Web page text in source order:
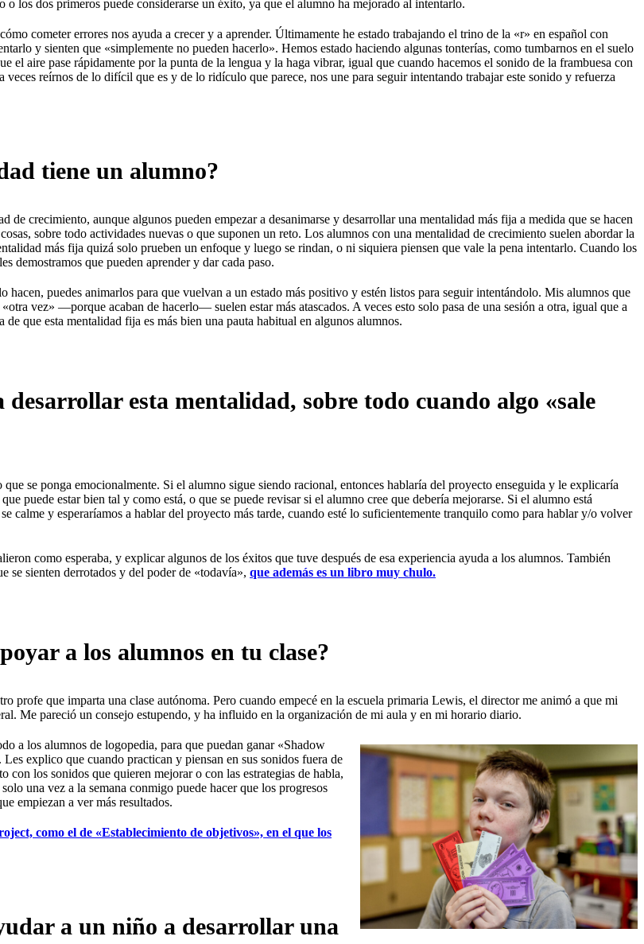
los dos primeros puede considerarse un éxito, ya que el alumno ha mejorado al intentarlo.
cometer errores nos ayuda a crecer y a aprender. Últimamente he estado trabajando el trino de la «r» en español con
y sienten que «simplemente no pueden hacerlo». Hemos estado haciendo algunas tonterías, como tumbarnos en el suelo
el aire pase rápidamente por la punta de la lengua y la haga vibrar, igual que cuando hacemos el sonido de la frambuesa con
reírnos de lo difícil que es y de lo ridículo que parece, nos une para seguir intentando trabajar este sonido y refuerza
tiene un alumno?
crecimiento, aunque algunos pueden empezar a desanimarse y desarrollar una mentalidad más fija a medida que se hacen
sobre todo actividades nuevas o que suponen un reto. Los alumnos con una mentalidad de crecimiento suelen abordar la
más fija quizá solo prueben un enfoque y luego se rindan, o ni siquiera piensen que vale la pena intentarlo. Cuando los
demostramos que pueden aprender y dar cada paso.
puedes animarlos para que vuelvan a un estado más positivo y estén listos para seguir intentándolo. Mis alumnos que
vez» —porque acaban de hacerlo— suelen estar más atascados. A veces esto solo pasa de una sesión a otra, igual que a
que esta mentalidad fija es más bien una pauta habitual en algunos alumnos.
esta mentalidad, sobre todo cuando algo «sale
se ponga emocionalmente. Si el alumno sigue siendo racional, entonces hablaría del proyecto enseguida y le explicaría
puede estar bien tal y como está, o que se puede revisar si el alumno cree que debería mejorarse. Si el alumno está
calme y esperaríamos a hablar del proyecto más tarde, cuando esté lo suficientemente tranquilo como para hablar y/o volver
como esperaba, y explicar algunos de los éxitos que tuve después de esa experiencia ayuda a los alumnos. También
se sienten derrotados y del poder de «todavía», que además es un libro muy chulo.
a los alumnos en tu clase?
profe que imparta una clase autónoma. Pero cuando empecé en la escuela primaria Lewis, el director me animó a que mi
Me pareció un consejo estupendo, y ha influido en la organización de mi aula y en mi horario diario.
a los alumnos de logopedia, para que puedan ganar «Shadow
explico que cuando practican y piensan en sus sonidos fuera de
con los sonidos que quieren mejorar o con las estrategias de habla,
una vez a la semana conmigo puede hacer que los progresos
empiezan a ver más resultados.
como el de «Establecimiento de objetivos», en el que los
a un niño a desarrollar una